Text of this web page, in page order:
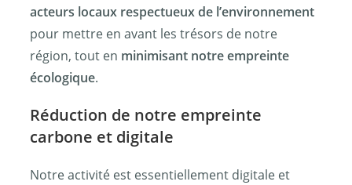
acteurs locaux respectueux de l’environnement
pour mettre en avant les trésors de notre
région, tout en minimisant notre empreinte
écologique.
Réduction de notre empreinte
carbone et digitale
Notre activité est essentiellement digitale et